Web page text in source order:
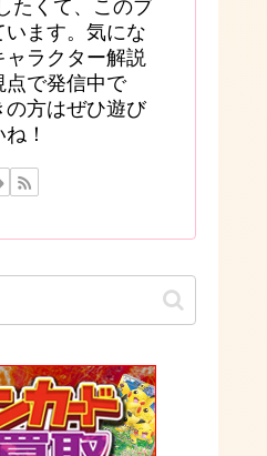
たくて、このブ
います。気にな
ャラクター解説
点で発信中で
方はぜひ遊び
！